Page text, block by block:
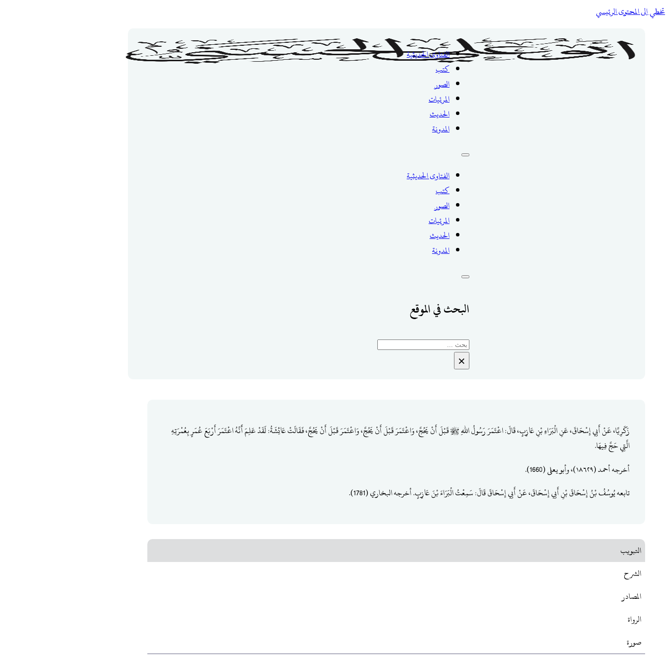
تخطي إلى المحتوى الرئيسي
الفتاوى الحديثية
كتب
الصور
المرئيات
الحديث
المدونة
الفتاوى الحديثية
كتب
الصور
المرئيات
الحديث
المدونة
البحث في الموقع
بحث
×
زَكَرِيَّا، عَنْ أَبِي إِسْحَاقَ، عَنِ الْبَرَاءِ بْنِ عَازِبٍ، قَالَ: اعْتَمَرَ رَسُولُ اللهِ ﷺ قَبْلَ أَنْ يَحُجَّ، وَاعْتَمَرَ قَبْلَ أَنْ يَحُجَّ، وَاعْتَمَرَ قَبْلَ أَنْ يَحُجَّ، فَقَالَتْ عَائِشَةُ: لَقَدْ عَلِمَ أَنَّهُ اعْتَمَرَ أَرْبَعَ عُمَرٍ بِعُمْرَتِهِ
الَّتِي حَجَّ فِيهَا.
أخرجه أحمد (١٨٦٢٩)، وأبو يعلى (1660).
تابعه ‌يُوسُفُ ‌بْنُ ‌إِسْحَاقَ ‌بْنِ ‌أَبِي ‌إِسْحَاقَ، عَنْ أَبِي إِسْحَاقَ قَالَ: سَمِعْتُ الْبَرَاءَ بْنَ عَازِبٍ. أخرجه البخاري (1781).
التبويب
الشرح
المصادر
الرواة
صورة